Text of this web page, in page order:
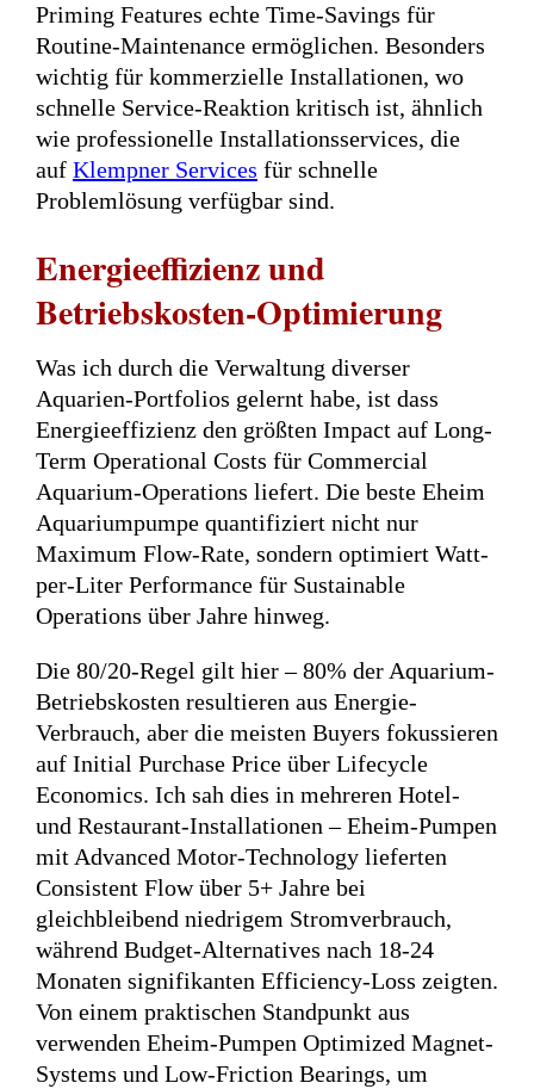
Priming Features echte Time-Savings für
Routine-Maintenance ermöglichen. Besonders
wichtig für kommerzielle Installationen, wo
schnelle Service-Reaktion kritisch ist, ähnlich
wie professionelle Installationsservices, die
auf Klempner Services für schnelle
Problemlösung verfügbar sind.
Energieeffizienz und
Betriebskosten-Optimierung
Was ich durch die Verwaltung diverser
Aquarien-Portfolios gelernt habe, ist dass
Energieeffizienz den größten Impact auf Long-
Term Operational Costs für Commercial
Aquarium-Operations liefert. Die beste Eheim
Aquariumpumpe quantifiziert nicht nur
Maximum Flow-Rate, sondern optimiert Watt-
per-Liter Performance für Sustainable
Operations über Jahre hinweg.
Die 80/20-Regel gilt hier – 80% der Aquarium-
Betriebskosten resultieren aus Energie-
Verbrauch, aber die meisten Buyers fokussieren
auf Initial Purchase Price über Lifecycle
Economics. Ich sah dies in mehreren Hotel-
und Restaurant-Installationen – Eheim-Pumpen
mit Advanced Motor-Technology lieferten
Consistent Flow über 5+ Jahre bei
gleichbleibend niedrigem Stromverbrauch,
während Budget-Alternatives nach 18-24
Monaten signifikanten Efficiency-Loss zeigten.
Von einem praktischen Standpunkt aus
verwenden Eheim-Pumpen Optimized Magnet-
Systems und Low-Friction Bearings, um